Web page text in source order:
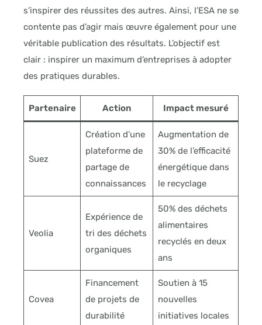
s’inspirer des réussites des autres. Ainsi, l’ESA ne se
contente pas d’agir mais œuvre également pour une
véritable publication des résultats. L’objectif est
clair : inspirer un maximum d’entreprises à adopter
des pratiques durables.
Partenaire Action Impact mesuré
Suez
Création d’une
plateforme de
partage de
connaissances
Augmentation de
30% de l’efficacité
énergétique dans
le recyclage
Veolia
Expérience de
tri des déchets
organiques
50% des déchets
alimentaires
recyclés en deux
ans
Covea
Financement
de projets de
durabilité
Soutien à 15
nouvelles
initiatives locales